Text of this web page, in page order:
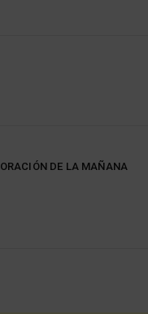
ORACIÓN DE LA MAÑANA